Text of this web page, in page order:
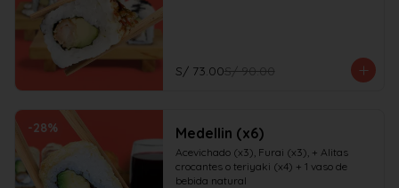
S/ 73.00S/ 90.00
-28% Medellin (x6)
Acevichado (x3), Furai (x3), + Alitas
crocantes o teriyaki (x4) + 1 vaso de
bebida natural